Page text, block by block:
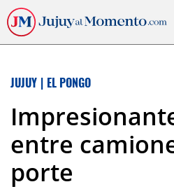
JUJUY | EL PONGO
entre
porte